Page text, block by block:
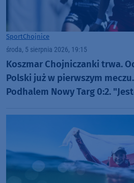
SportChojnice
środa, 5 sierpnia 2026, 19:15
Koszmar Chojniczanki trwa.
Polski już w pierwszym meczu.
Podhalem Nowy Targ 0:2.